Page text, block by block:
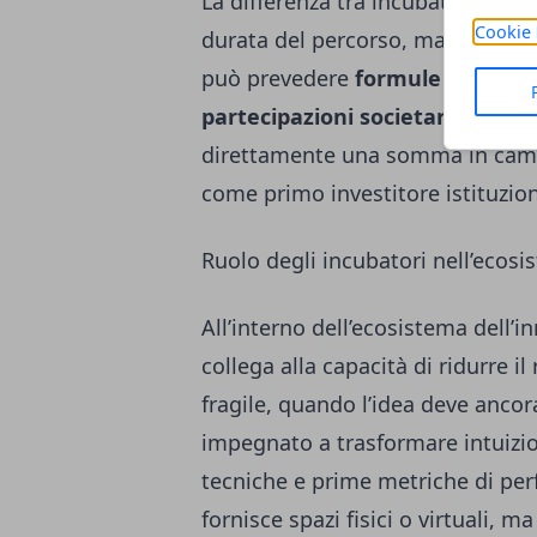
Cookie
durata del percorso, ma
può prevedere formule di
partecipazioni societarie
direttamente una somma in
come primo investitore
Ruolo degli incubatori
All’interno dell’ecosistema
collega alla capacità di ridurre
fragile, quando l’idea deve
impegnato a trasformare
tecniche e prime metriche di
fornisce spazi fisici o virtuali,